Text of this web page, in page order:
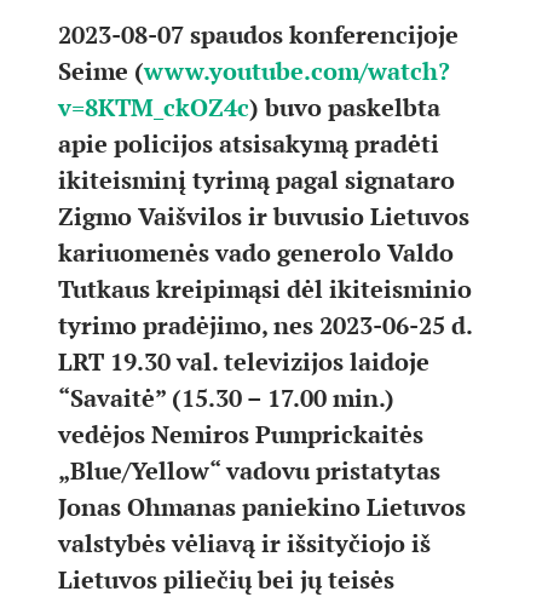
2023-08-07 spaudos konferencijoje
Seime (www.youtube.com/watch?
v=8KTM_ckOZ4c) buvo paskelbta
apie policijos atsisakymą pradėti
ikiteisminį tyrimą pagal signataro
Zigmo Vaišvilos ir buvusio Lietuvos
kariuomenės vado generolo Valdo
Tutkaus kreipimąsi dėl ikiteisminio
tyrimo pradėjimo, nes 2023-06-25 d.
LRT 19.30 val. televizijos laidoje
“Savaitė” (15.30 – 17.00 min.)
vedėjos Nemiros Pumprickaitės
„Blue/Yellow“ vadovu pristatytas
Jonas Ohmanas paniekino Lietuvos
valstybės vėliavą ir išsityčiojo iš
Lietuvos piliečių bei jų teisės